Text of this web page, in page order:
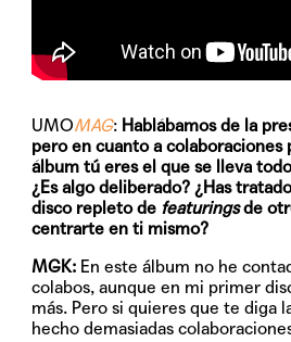
UMOMAG: Hablábamos de la
pero en cuanto a colaboraciones
álbum tú eres el que se lleva
¿Es algo deliberado? ¿Has
disco repleto de featuringsde
centrarte en ti mismo?
MGK: En este álbum no he
colabos, aunque en mi primer
más. Pero si quieres que te diga
hecho demasiadas